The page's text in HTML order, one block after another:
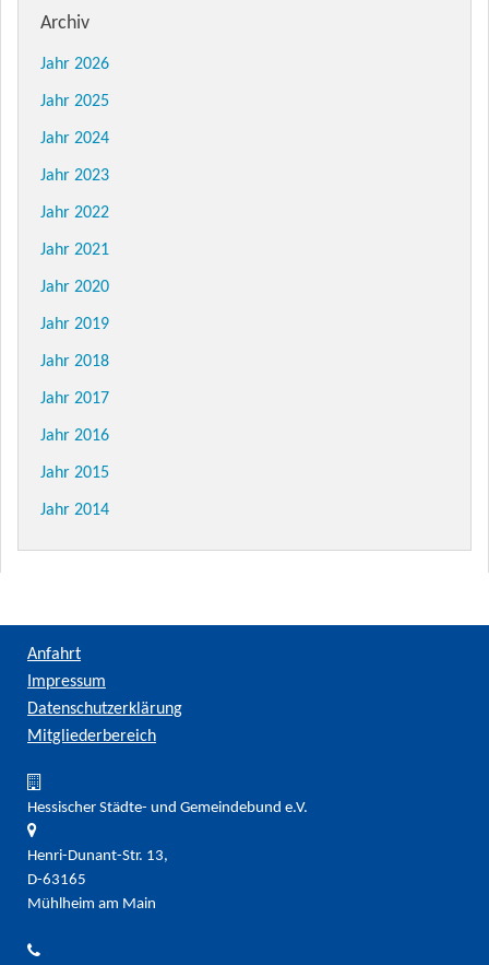
Archiv
Jahr 2026
Jahr 2025
Jahr 2024
Jahr 2023
Jahr 2022
Jahr 2021
Jahr 2020
Jahr 2019
Jahr 2018
Jahr 2017
Jahr 2016
Jahr 2015
Jahr 2014
Anfahrt
Impressum
Datenschutzerklärung
Mitgliederbereich
Hessischer Städte- und Gemeindebund e.V.
Henri-Dunant-Str. 13,
D-63165
Mühlheim am Main